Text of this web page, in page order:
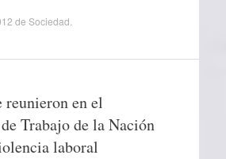
de Sociedad
reunieron en el
Trabajo de la Nación
laboral